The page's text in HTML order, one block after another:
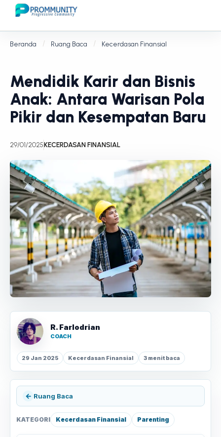
Beranda Ruang Baca Kecerdasan Finansial
Mendidik Karir dan Bisnis
Anak: Antara Warisan Pola
Pikir dan Kesempatan Baru
29/01/2025KECERDASAN FINANSIAL
R. Farlodrian
COACH
29 Jan 2025 Kecerdasan Finansial 3 menit baca
← Ruang Baca
KATEGORI Kecerdasan Finansial Parenting